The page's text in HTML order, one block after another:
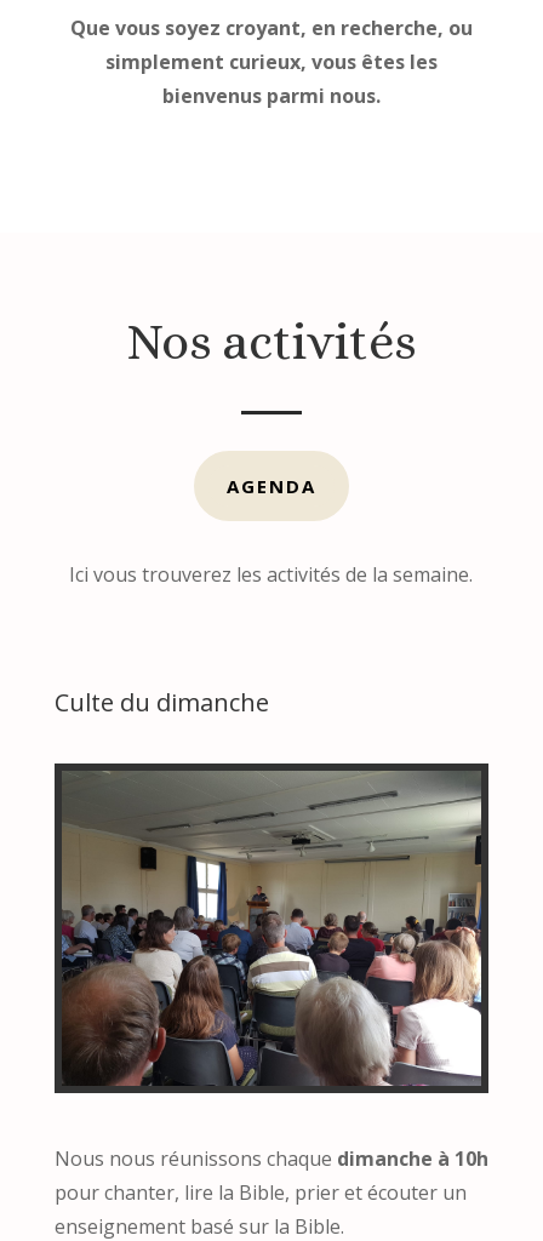
Que vous soyez croyant, en recherche, ou
simplement curieux, vous êtes les
bienvenus parmi nous.
Nos activités
AGENDA
Ici vous trouverez les activités de la semaine.
Culte du dimanche
Nous nous réunissons chaque dimanche à 10h
pour chanter, lire la Bible, prier et écouter un
enseignement basé sur la Bible.